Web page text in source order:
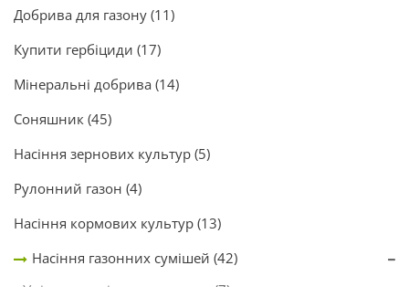
Добрива для газону (11)
Купити гербіциди (17)
Мінеральні добрива (14)
Соняшник (45)
Насіння зернових культур (5)
Рулонний газон (4)
Насіння кормових культур (13)
Насіння газонних сумішей (42)